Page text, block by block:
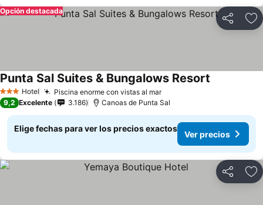
Compartir
Opción destacada
3 Estrellas
Hotel Piscina enorme con vistas al mar
Punta Sal Suites & Bungalows Resort
9,2 Excelente 3.186 Canoas de Punta Sal
Elige fechas para ver los precios exactos
Ver precios
Compartir